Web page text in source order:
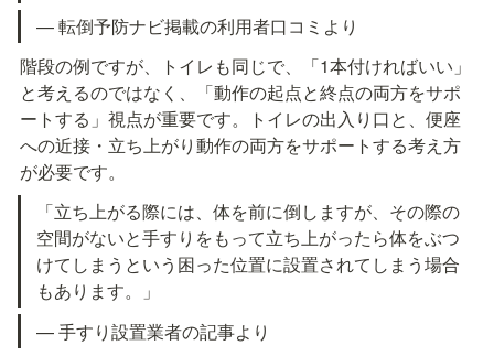
— 転倒予防ナビ掲載の利用者口コミより
階段の例ですが、トイレも同じで、「1本付ければいい」
と考えるのではなく、「動作の起点と終点の両方をサポ
ートする」視点が重要です。トイレの出入り口と、便座
への近接・立ち上がり動作の両方をサポートする考え方
が必要です。
「立ち上がる際には、体を前に倒しますが、その際の
空間がないと手すりをもって立ち上がったら体をぶつ
けてしまうという困った位置に設置されてしまう場合
もあります。」
— 手すり設置業者の記事より